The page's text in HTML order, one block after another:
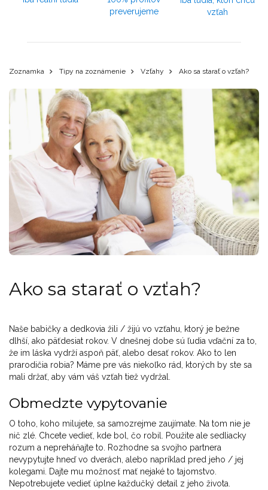
preverujeme
vzťah
Zoznamka Tipy na zoznámenie Vzťahy Ako sa starať o vzťah?
Ako sa starať o vzťah?
Naše babičky a dedkovia žili / žijú vo vzťahu, ktorý je bežne
dlhší, ako päťdesiat rokov. V dnešnej dobe sú ľudia vďační za to,
že im láska vydrží aspoň päť, alebo desať rokov. Ako to len
prarodičia robia? Máme pre vás niekoľko rád, ktorých by ste sa
mali držať, aby vám váš vzťah tiež vydržal.
Obmedzte vypytovanie
O toho, koho milujete, sa samozrejme zaujímate. Na tom nie je
nič zlé. Chcete vedieť, kde bol, čo robil. Použite ale sedliacky
rozum a nepreháňajte to. Rozhodne sa svojho partnera
nevypytujte hneď vo dverách, alebo napríklad pred jeho / jej
kolegami. Dajte mu možnosť mať nejaké to tajomstvo.
Nepotrebujete vedieť úplne každučký detail z jeho života.